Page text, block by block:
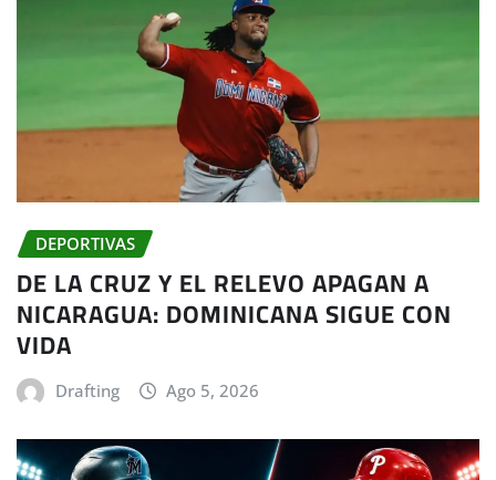
DEPORTIVAS
DE LA CRUZ Y EL RELEVO APAGAN A
NICARAGUA: DOMINICANA SIGUE CON
VIDA
Drafting Ago 5, 2026